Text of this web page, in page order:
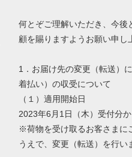
何とぞご理解いただき、今後
顧を賜りますようお願い申し
1．お届け先の変更（転送）
着払い）の収受について
（１）適用開始日
2023年6月1日（木）受付分か
※荷物を受け取るお客さまに
うえで、変更（転送）を行い